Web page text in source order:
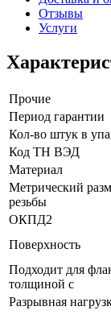
Отзывы
Услуги
Прочие
Период гарантии
Кол-во штук в
Код ТН ВЭД
Материал
Метрический
резьбы
ОКПД2
Поверхность
Подходит для
толщиной с
Разрывная